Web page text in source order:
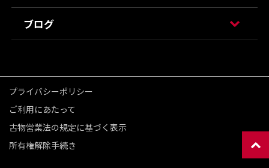
ブログ
プライバシーポリシー
ご利用にあたって
古物営業法の規定に基づく表示
所有権解除手続き